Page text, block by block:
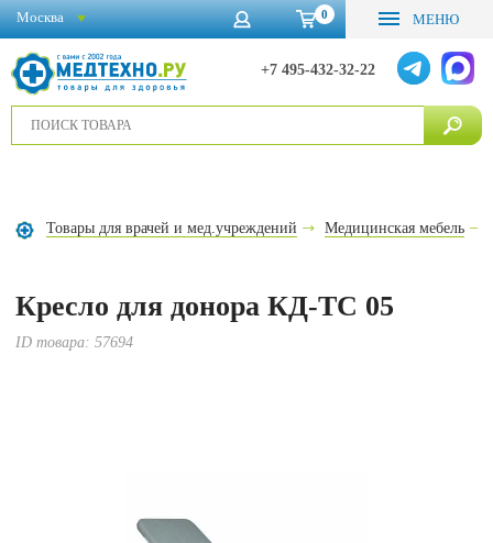
0 МЕНЮ
+7 495-432-32-22
Москва
Товары для врачей и мед.учреждений Медицинская мебель
Кресло для донора КД-ТС 05
ID товара:57694